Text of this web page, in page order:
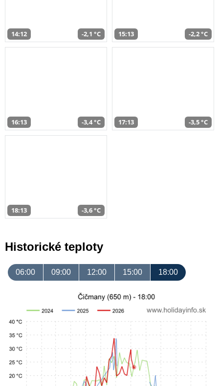
14:12 -2,1 °C 15:13 -2,2 °C
16:13 -3,4 °C 17:13 -3,5 °C
18:13 -3,6 °C
Historické teploty
06:00 09:00 12:00 15:00 18:00